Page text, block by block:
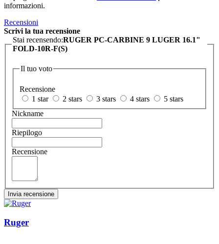
informazioni.
Recensioni
Scrivi la tua recensione
Stai recensendo:RUGER PC-CARBINE 9 LUGER 16.1"
FOLD-10R-F(S)
Il tuo voto
Recensione
1 star
2 stars 3 stars 4 stars
5 stars
Nickname
Riepilogo
Recensione
Invia recensione
Ruger